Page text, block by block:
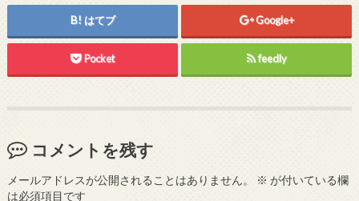
はてブ Google+
Pocket feedly
コメントを残す
メールアドレスが公開されることはありません。 ※ が付いている欄
は必須項目です